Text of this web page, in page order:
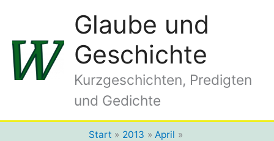
springen
Glaube und
Geschichte
Kurzgeschichten, Predigten
und Gedichte
Start 2013
April